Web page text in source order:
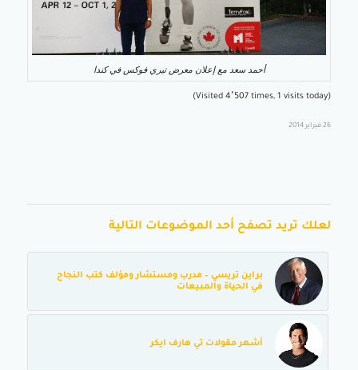
أحمد سعد مع إعلان معرض تيري فوكس في كندا
(Visited 4٬507 times, 1 visits today)
26 فبراير 2014
لعلك تريد تصفح أحد الموضوعات التالية
براين تريسي – مدرب ومستشار ومؤلف كتب النجاح
في الحياة والمبيعات
أشهر مقولات تي هارف ايكر